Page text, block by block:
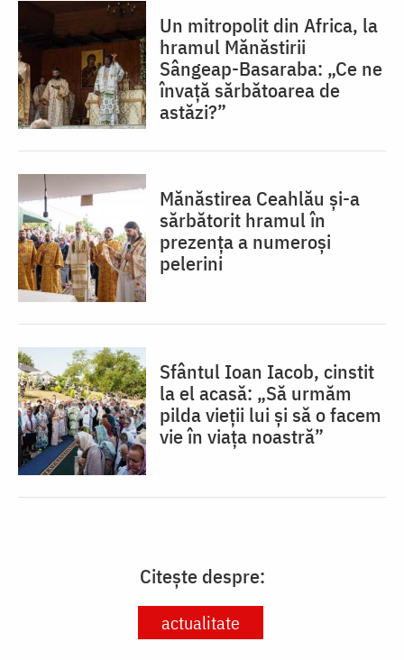
Un mitropolit din Africa, la
hramul Mănăstirii
Sângeap-Basaraba: „Ce ne
învață sărbătoarea de
astăzi?”
Mănăstirea Ceahlău și-a
sărbătorit hramul în
prezența a numeroși
pelerini
Sfântul Ioan Iacob, cinstit
la el acasă: „Să urmăm
pilda vieții lui și să o facem
vie în viața noastră”
Citește despre:
actualitate